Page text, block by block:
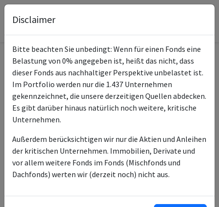
Informationen zum Fonds
Name
Xtrackers II EUR High Yield
Corp Bond UCITS ETF 1D
ISIN des Fonds
Typ des Fonds ETF
Fondsmanagement DWS Investment SA
Disclaimer
Bitte beachten Sie unbedingt: Wenn für einen Fonds eine
Belastung von 0% angegeben ist, heißt das nicht, dass
dieser Fonds aus nachhaltiger Perspektive unbelastet ist.
Im Portfolio werden nur die 1.437 Unternehmen
gekennzeichnet, die unsere derzeitigen Quellen abdecken.
Es gibt darüber hinaus natürlich noch weitere, kritische
Unternehmen.
Außerdem berücksichtigen wir nur die Aktien und Anleihen
der kritischen Unternehmen. Immobilien, Derivate und
vor allem weitere Fonds im Fonds (Mischfonds und
Dachfonds) werten wir (derzeit noch) nicht aus.